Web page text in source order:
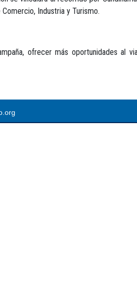
Industria y Turismo.
ofrecer más oportunidades al